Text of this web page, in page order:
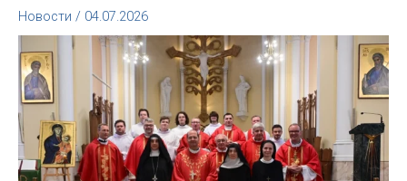
Новости / 04.07.2026